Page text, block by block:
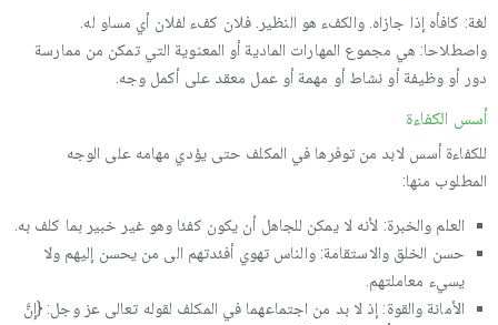
لغة: كافأه إذا جازاه. والكفء هو النظير. فلان كفء لفلان أي مساو له.
واصطلاحا: هي مجموع المهارات المادية أو المعنوية التي تمكن من ممارسة
دور أو وظيفة أو نشاط أو مهمة أو عمل معقد على أكمل وجه.
أسس الكفاءة
للكفاءة أسس لابد من توفرها في المكلف حتى يؤدي مهامه على الوجه
المطلوب منها:
العلم والخبرة: لأنه لا يمكن للجاهل أن يكون كفئا وهو غير خبير بما كلف به.
حسن الخلق والاستقامة: والناس تهوي أفئدتهم الى من يحسن إليهم ولا
يسيء معاملتهم.
الأمانة والقوة: إذ لا بد من اجتماعهما في المكلف لقوله تعالى عز وجل: {إِنَّ